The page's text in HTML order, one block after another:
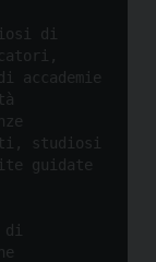
di
studiosi
guidate